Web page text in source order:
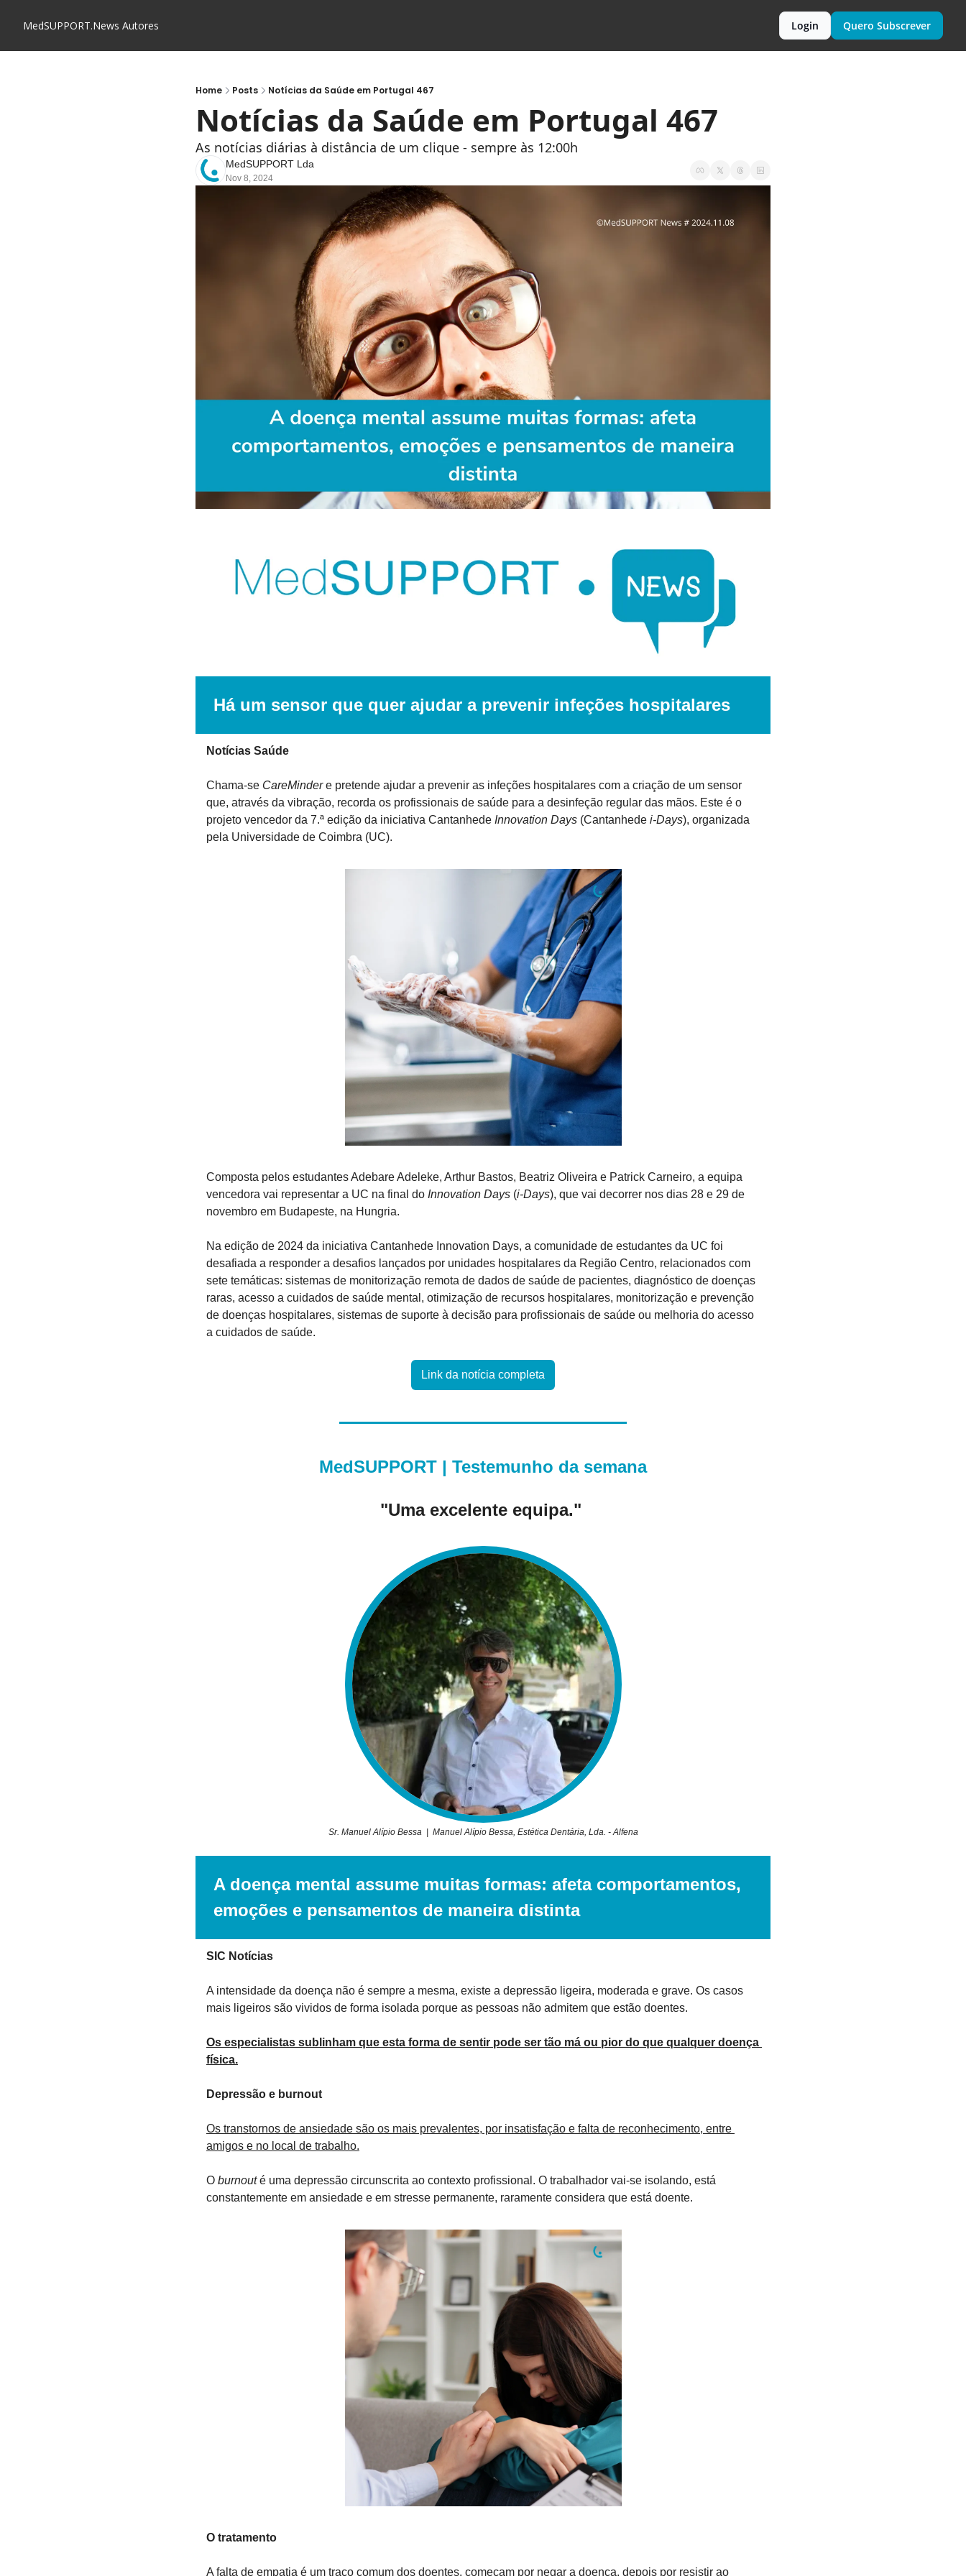
MedSUPPORT.News Autores Login Quero Subscrever
Home Posts Notícias da Saúde em Portugal 467
Notícias da Saúde em Portugal 467
As notícias diárias à distância de um clique - sempre às 12:00h
MedSUPPORT Lda
Nov 8, 2024
Há um sensor que quer ajudar a prevenir infeções hospitalares
Notícias Saúde
Chama-se CareMinder e pretende ajudar a prevenir as infeções hospitalares com a criação de um sensor
que, através da vibração, recorda os profissionais de saúde para a desinfeção regular das mãos. Este é o
projeto vencedor da 7.ª edição da iniciativa Cantanhede Innovation Days (Cantanhede i-Days), organizada
pela Universidade de Coimbra (UC).
Composta pelos estudantes Adebare Adeleke, Arthur Bastos, Beatriz Oliveira e Patrick Carneiro, a equipa
vencedora vai representar a UC na final do Innovation Days (i-Days), que vai decorrer nos dias 28 e 29 de
novembro em Budapeste, na Hungria.
Na edição de 2024 da iniciativa Cantanhede Innovation Days, a comunidade de estudantes da UC foi
desafiada a responder a desafios lançados por unidades hospitalares da Região Centro, relacionados com
sete temáticas: sistemas de monitorização remota de dados de saúde de pacientes, diagnóstico de doenças
raras, acesso a cuidados de saúde mental, otimização de recursos hospitalares, monitorização e prevenção
de doenças hospitalares, sistemas de suporte à decisão para profissionais de saúde ou melhoria do acesso
a cuidados de saúde.
Link da notícia completa
MedSUPPORT | Testemunho da semana
"Uma excelente equipa."
Sr. Manuel Alípio Bessa  |  Manuel Alípio Bessa, Estética Dentária, Lda. - Alfena
A doença mental assume muitas formas: afeta comportamentos,
emoções e pensamentos de maneira distinta
SIC Notícias
A intensidade da doença não é sempre a mesma, existe a depressão ligeira, moderada e grave. Os casos
mais ligeiros são vividos de forma isolada porque as pessoas não admitem que estão doentes.
Os especialistas sublinham que esta forma de sentir pode ser tão má ou pior do que qualquer doença
física.
Depressão e burnout
Os transtornos de ansiedade são os mais prevalentes, por insatisfação e falta de reconhecimento, entre
amigos e no local de trabalho.
O burnout é uma depressão circunscrita ao contexto profissional. O trabalhador vai-se isolando, está
constantemente em ansiedade e em stresse permanente, raramente considera que está doente.
O tratamento
A falta de empatia é um traço comum dos doentes, começam por negar a doença, depois por resistir ao